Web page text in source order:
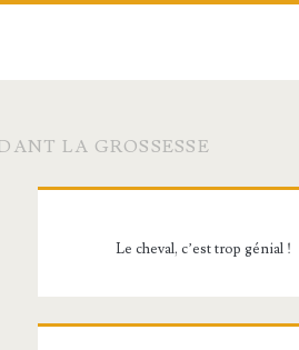
LA GROSSESSE
latérale
principale
Le cheval, c’est trop génial !